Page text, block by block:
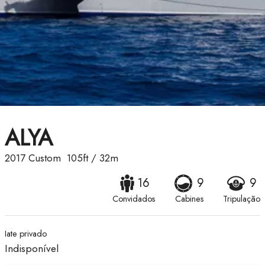
ALYA
2017 Custom 105ft/ 32m
16
Convidados
9
Cabines
9
Tripulação
Iate privado
Indisponível